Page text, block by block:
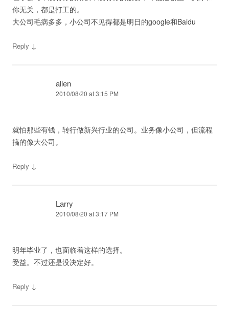
你无关，都是打工的。
大公司毛病多多，小公司不见得都是明日的google和Baidu
Reply ↓
allen
2010/08/20 at 3:15 PM
就怕那些有钱，转行做新兴行业的公司。业务像小公司，但流程
搞的像大公司。
Reply ↓
Larry
2010/08/20 at 3:17 PM
明年毕业了，也面临着这样的选择。
受益。不过还是没决定好。
Reply ↓